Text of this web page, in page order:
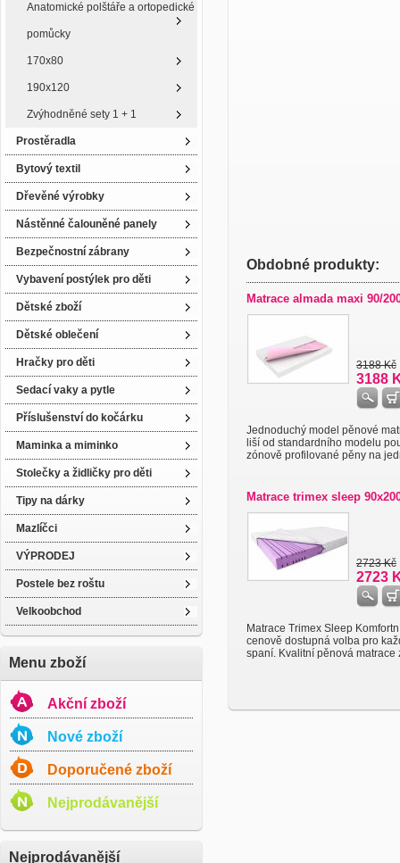
Anatomické polštáře a ortopedické
pomůcky
170x80
190x120
Zvýhodněné sety 1 + 1
Prostěradla
Bytový textil
Dřevěné výrobky
Nástěnné čalouněné panely
Bezpečnostní zábrany
Vybavení postýlek pro děti
Dětské zboží
Dětské oblečení
Hračky pro děti
Sedací vaky a pytle
Příslušenství do kočárku
Maminka a miminko
Stolečky a židličky pro děti
Tipy na dárky
Mazlíčci
VÝPRODEJ
Postele bez roštu
Velkoobchod
Menu zboží
Akční zboží
Nové zboží
Doporučené zboží
Nejprodávanější
Nejprodávanější
Obdobné produkty:
Matrace almada maxi 90/
3188 Kč
3188
Jednoduchý model pěnové
liší od standardního modelu
zónově profilované pěny na
Matrace trimex sleep
2723 Kč
2723
Matrace Trimex Sleep
cenově dostupná volba pro
spaní. Kvalitní pěnová matrace